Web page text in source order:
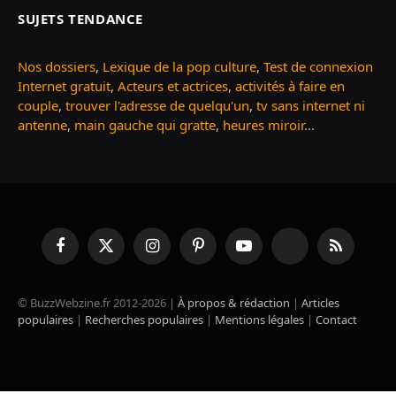
SUJETS TENDANCE
Nos dossiers, Lexique de la pop culture, Test de connexion
Internet gratuit, Acteurs et actrices, activités à faire en
couple, trouver l'adresse de quelqu'un, tv sans internet ni
antenne, main gauche qui gratte, heures miroir...
FacebookX
(Twitter)
InstagramPinterestYouTube TikTok RSS
© BuzzWebzine.fr 2012-2026 | À propos & rédaction | Articles
populaires | Recherches populaires | Mentions légales | Contact